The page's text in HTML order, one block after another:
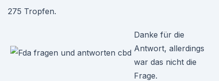
275 Tropfen.
Danke für die
Antwort, allerdings
war das nicht die
Frage.